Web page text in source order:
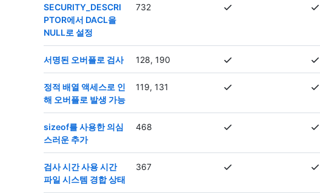
SECURITY_DESCRI
PTOR에서 DACL을
NULL로 설정
732
서명된 오버플로 검사 128, 190
정적 배열 액세스로 인
해 오버플로 발생 가능
119, 131
sizeof를 사용한 의심
스러운 추가
468
검사 시간 사용 시간
파일 시스템 경합 상태
367